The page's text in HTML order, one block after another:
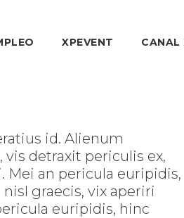
XPEVENT CANAL
id. Alienum
detraxit periculis ex,
Mei an pericula euripidis,
graecis, vix aperiri
euripidis, hinc